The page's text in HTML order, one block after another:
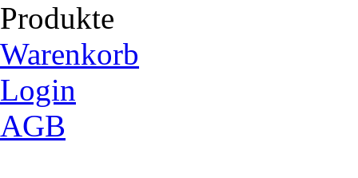
Produkte
Warenkorb
Login
AGB